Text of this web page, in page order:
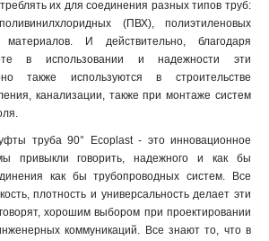
их для соединения разных типов труб:
(ПВХ), полиэтиленовых
И действительно, благодаря
в использовании и надежности эти
также используются в строительстве
канализации, также при монтаже систем
труба 90° Ecoplast - это инновационное
привыкли говорить, надежного и как бы
как бы трубопроводных систем. Все
плотность и универсальность делает эти
хорошим выбором при проектировании
коммуникаций. Все знают то, что в